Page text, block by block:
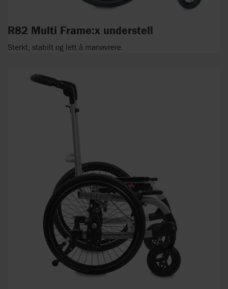
R82 Multi Frame:x understell
Sterkt, stabilt og lett å manøvrere.